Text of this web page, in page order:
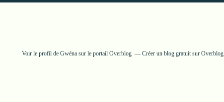
Voir le profil de Gwénasur le portail Overblog Créer un blog gratuit sur Overblog